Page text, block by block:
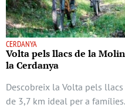
CERDANYA
Volta pels llacs de la
la Cerdanya
Descobreix la Volta pels
de 3,7 km ideal per a